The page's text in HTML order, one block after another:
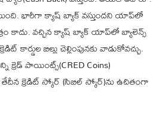
భారీగా క్యాష్ బ్యాక్‌ వ‌స్తుంద‌ని యాప్‌లో
కాదు. వ‌చ్చిన క్యాష్ బ్యాక్ యాప్‌లో బ్యాలెన్స్
కార్డుల బిల్లు చెల్లింపున‌కు వాడుకోవ‌చ్చు.
క్రెడ్ పాయింట్స్(CRED Coins)
క్రెడిట్ స్కోర్ (సిబిల్ స్కోర్)ను ఉచితంగా